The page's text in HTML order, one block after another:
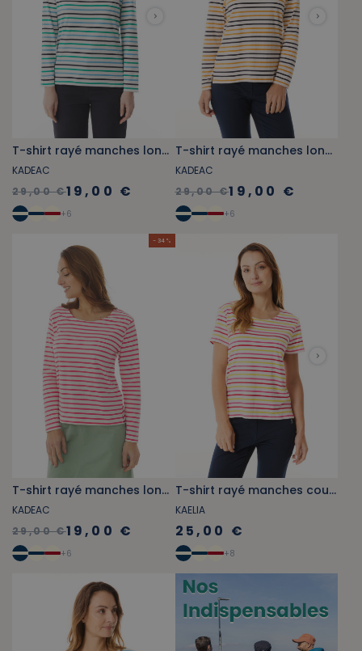
T-shirt rayé manches longues bleu ciel et vert jade
KADEAC
29,00 €19,00 €
+6
T-shirt rayé manches longues bleu marine et jaune orangé
KADEAC
29,00 €19,00 €
+6
- 34 %
T-shirt rayé manches longues rose fuschia
KADEAC
29,00 €19,00 €
+6
T-shirt rayé manches courtes multicolore rose fuschia
KAELIA
25,00 €
+8